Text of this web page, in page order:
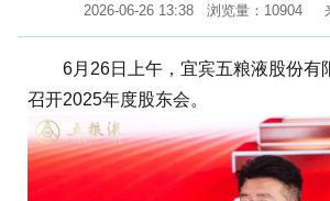
2026-06-26 13:38 浏览量：10904
6月26日上午，宜宾五粮液股份有
召开2025年度股东会。